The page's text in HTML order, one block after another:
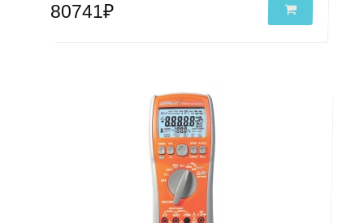
80741₽